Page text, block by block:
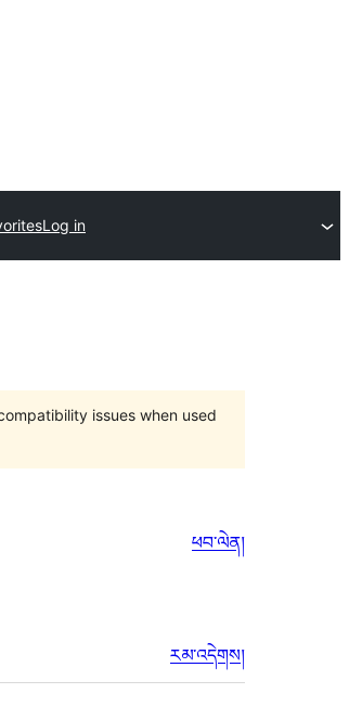
Log in
issues when used
ཕབ་ལེན།
རམ་འདེགས།